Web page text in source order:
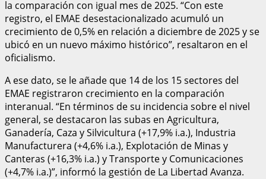
la comparación con igual mes de 2025. “Con este
registro, el EMAE desestacionalizado acumuló un
crecimiento de 0,5% en relación a diciembre de 2025 y se
ubicó en un nuevo máximo histórico”, resaltaron en el
oficialismo.
A ese dato, se le añade que 14 de los 15 sectores del
EMAE registraron crecimiento en la comparación
interanual. “En términos de su incidencia sobre el nivel
general, se destacaron las subas en Agricultura,
Ganadería, Caza y Silvicultura (+17,9% i.a.), Industria
Manufacturera (+4,6% i.a.), Explotación de Minas y
Canteras (+16,3% i.a.) y Transporte y Comunicaciones
(+4,7% i.a.)”, informó la gestión de La Libertad Avanza.